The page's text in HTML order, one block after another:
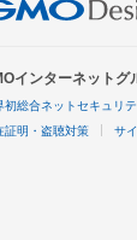
インターネットグ
初総合ネットセキュリ
証明・盗聴対策 サ